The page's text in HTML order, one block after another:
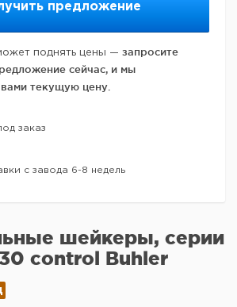
предложение
поднять цены — запросите
сейчас, и мы
текущую цену.
заказ
с завода 6-8 недель
шейкеры, серии
control Buhler